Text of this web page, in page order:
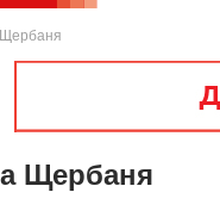
Щербаня